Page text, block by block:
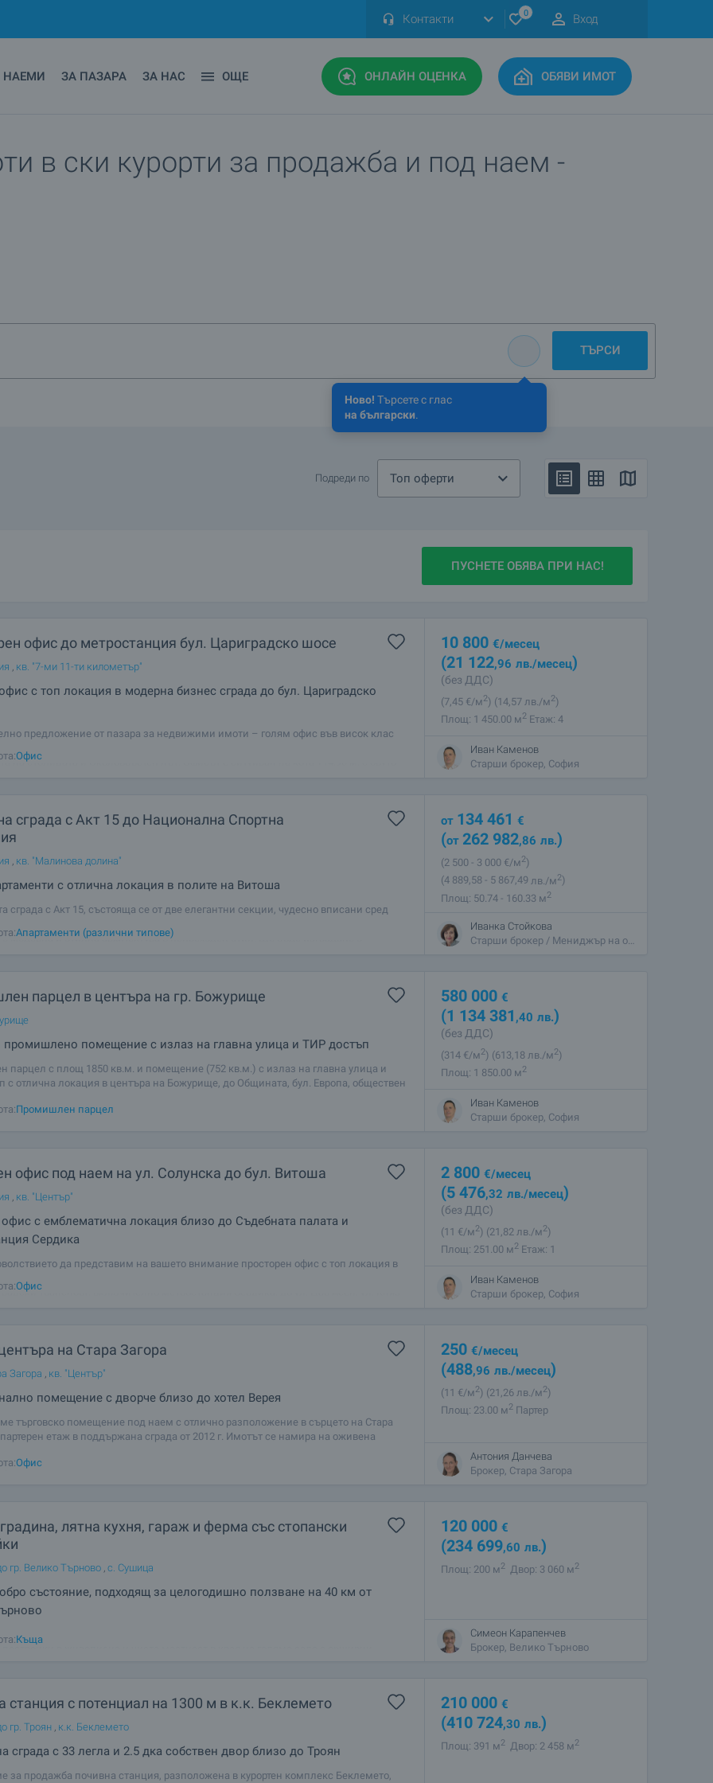
Контакти 0 Вход
НАЕМИ ЗА ПАЗАРА ЗА НАС ОЩЕ ОНЛАЙН ОЦЕНКА ОБЯВИ ИМОТ
в ски курорти за продажба и под наем -
Ново! Търсете с глас
на български.
ТЪРСИ
Подреди по Топ оферти
ПУСНЕТЕ ОБЯВА ПРИ НАС!
офис до метростанция бул. Цариградско шосе
, кв. "7-ми 11-ти километър"
с топ локация в модерна бизнес сграда до бул. Цариградско
предложение от пазара за недвижими имоти – голям офис във висок клас
на столицата и Околовръстен път. Офисът е ситуиран на кота +14,90 м, с бруто
Офис
10 800 €/месец
(21 122,96 лв./месец)
(без ДДС)
(7,45 €/м2) (14,57 лв./м2)
Площ: 1 450.00 м2 Етаж: 4
Иван Каменов
Старши брокер, София
сграда с Акт 15 до Национална Спортна
, кв. "Малинова долина"
с отлична локация в полите на Витоша
с Акт 15, състояща се от две елегантни секции, чудесно вписани сред
с модерна и стилна архитектура в непреходен стил. Ще бъде изградане с
Апартаменти (различни типове)
от 134 461 €
(от 262 982,86 лв.)
(2 500 - 3 000 €/м2)
(4 889,58 - 5 867,49 лв./м2)
Площ: 50.74 - 160.33 м2
Иванка Стойкова
Старши брокер / Мениджър на офис, Бъкстон
парцел в центъра на гр. Божурище
промишлено помещение с излаз на главна улица и ТИР достъп
парцел с площ 1850 кв.м. и помещение (752 кв.м.) с излаз на главна улица и
с отлична локация в центъра на Божурище, до Общината, бул. Европа, обществен
Промишлен парцел
580 000 €
(1 134 381 ,40 лв.)
(без ДДС)
(314 €/м2) (613,18 лв./м2)
Площ: 1 850.00 м2
Иван Каменов
Старши брокер, София
офис под наем на ул. Солунска до бул. Витоша
, кв. "Център"
с емблематична локация близо до Съдебната палата и
Сердика
да представим на вашето внимание просторен офис с топ локация в
транспорт, включително метростанция Сердика, до ул. Цар Асен, ул. Княз
Офис
2 800 €/месец
(5 476,32 лв./месец)
(без ДДС)
(11 €/м2) (21 ,82 лв./м2)
Площ: 251.00 м2 Етаж: 1
Иван Каменов
Старши брокер, София
на Стара Загора
Загора , кв. "Център"
помещение с дворче близо до хотел Верея
търговско помещение под наем с отлично разположение в сърцето на Стара
партерен етаж в поддържана сграда от 2012 г. Имотът се намира на оживена
Офис
250 €/месец
(488,96 лв./месец)
(11 €/м2) (21 ,26 лв./м2)
Площ: 23.00 м2 Партер
Антония Данчева
Брокер, Стара Загора
лятна кухня, гараж и ферма със стопански
гр. Велико Търново , с. Сушица
състояние, подходящ за целогодишно ползване на 40 км от
да представим за продажба двуетажна къща и семейна ферма със
Къща
120 000 €
(234 699,60 лв.)
Площ: 200 м2 Двор: 3 060 м2
Симеон Карапенчев
Брокер, Велико Търново
станция с потенциал на 1300 м в к.к. Беклемето
гр. Троян , к.к. Беклемето
сграда с 33 легла и 2.5 дка собствен двор близо до Троян
за продажба почивна станция, разположена в курортен комплекс Беклемето,
210 000 €
(410 724,30 лв.)
Площ: 391 м2 Двор: 2 458 м2